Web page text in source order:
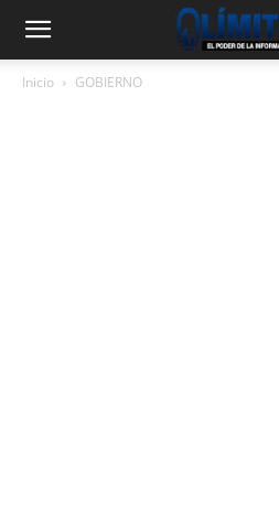
Inicio GOBIERNO